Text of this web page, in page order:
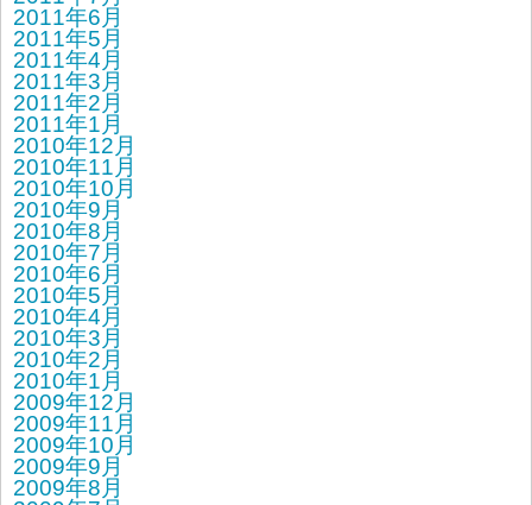
2011年6月
2011年5月
2011年4月
2011年3月
2011年2月
2011年1月
2010年12月
2010年11月
2010年10月
2010年9月
2010年8月
2010年7月
2010年6月
2010年5月
2010年4月
2010年3月
2010年2月
2010年1月
2009年12月
2009年11月
2009年10月
2009年9月
2009年8月